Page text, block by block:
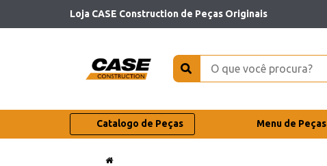
Loja CASE Construction de Peças Originais
Catalogo de Peças Menu de Peças